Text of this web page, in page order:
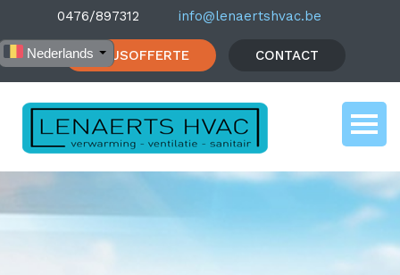
0476/897312 info@lenaertshvac.be
NederlandsPRIJSOFFERTE CONTACT